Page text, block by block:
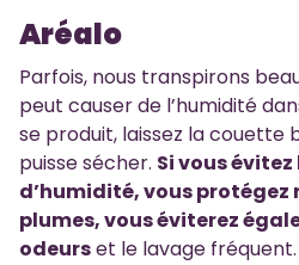
Aréalo
Parfois, nous transpirons
peut causer de l’humidité
se produit, laissez la couette
puisse sécher. Si vous
d’humidité, vous protégez
plumes, vous éviterez
odeurset le lavage fréquent.